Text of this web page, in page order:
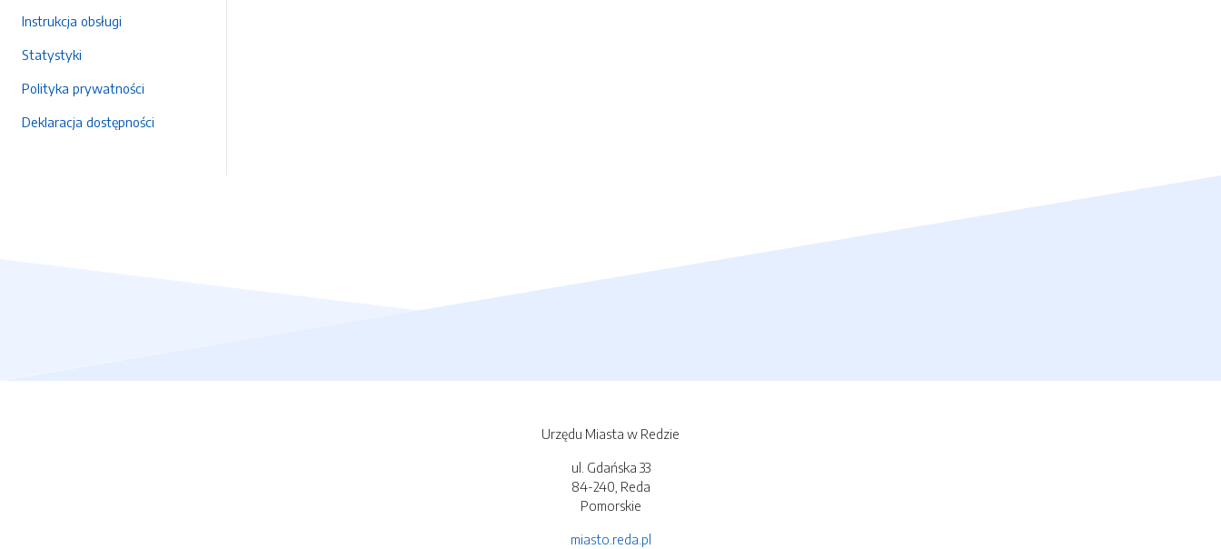
Instrukcja obsługi
Statystyki
Polityka prywatności
Deklaracja dostępności
Urzędu Miasta w Redzie
ul. Gdańska 33
84-240, Reda
Pomorskie
miasto.reda.pl